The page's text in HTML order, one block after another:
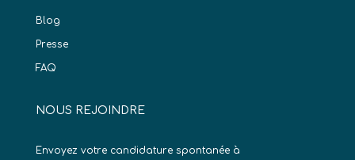
Blog
Presse
FAQ
NOUS REJOINDRE
Envoyez votre candidature spontanée à